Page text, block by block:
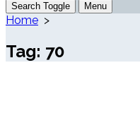
Search Toggle Menu
Home >
Tag: 70